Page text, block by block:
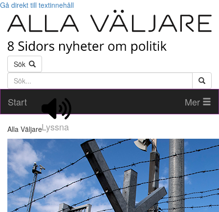
Gå direkt till textinnehåll
Sök
Söktext
Start
Lyssna
Mer
Alla Väljare